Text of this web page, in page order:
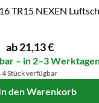
TR15 NEXEN
ab:
ab 21,13€
– in 2–3
4 Stück verfügbar
den Warenkorb